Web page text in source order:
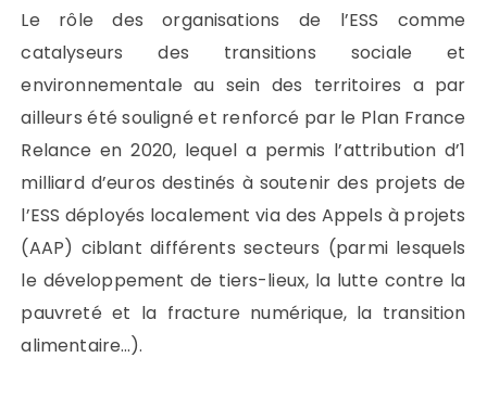
Le rôle des organisations de l’ESS comme
catalyseurs des transitions sociale et
environnementale au sein des territoires a par
ailleurs été souligné et renforcé par le Plan France
Relance en 2020, lequel a permis l’attribution d’1
milliard d’euros destinés à soutenir des projets de
l’ESS déployés localement via des Appels à projets
(AAP) ciblant différents secteurs (parmi lesquels
le développement de tiers-lieux, la lutte contre la
pauvreté et la fracture numérique, la transition
alimentaire…).